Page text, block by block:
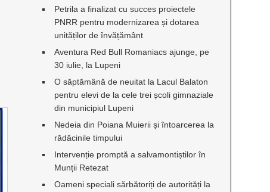
Petrila a finalizat cu succes proiectele
PNRR pentru modernizarea și dotarea
unităților de învățământ
Aventura Red Bull Romaniacs ajunge, pe
30 iulie, la Lupeni
O săptămână de neuitat la Lacul Balaton
pentru elevi de la cele trei școli gimnaziale
din municipiul Lupeni
Nedeia din Poiana Muierii și întoarcerea la
rădăcinile timpului
Intervenție promptă a salvamontiștilor în
Munții Retezat
Oameni speciali sărbătoriți de autorități la